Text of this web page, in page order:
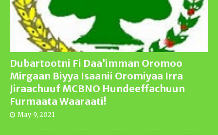
Dubartootni Fi Daa’imman Oromoo
Mirgaan Biyya Isaanii Oromiyaa Irra
Jiraachuuf MCBNO Hundeeffachuun
Furmaata Waaraati!
May 9, 2021